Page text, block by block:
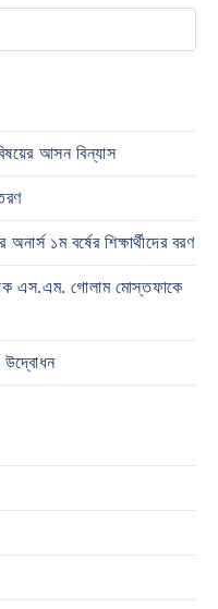
আসন বিন্যাস
১ম বর্ষের শিক্ষার্থীদের বরণ
এস.এম. গোলাম মোস্তফাকে
উদ্বোধন